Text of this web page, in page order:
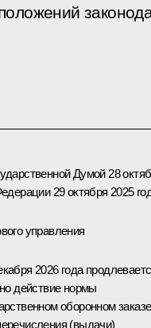
Думой 28
29 октября 2025
управления
2026 года
действие нормы
оборонном
(выдачи)